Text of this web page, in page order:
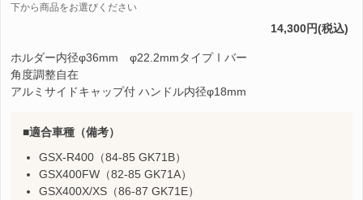
下から商品をお選びください
14,300円(税込)
ホルダー内径φ36mm φ22.2mmタイプⅠバー
角度調整自在
アルミサイドキャップ付 ハンドル内径φ18mm
適合車種（備考）
GSX-R400（84-85 GK71B）
GSX400FW（82-85 GK71A）
GSX400X/XS（86-87 GK71E）